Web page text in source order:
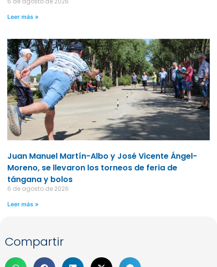
Leer más »
Juan Manuel Martín-Albo y José Vicente Ángel-
Moreno, se llevaron los torneos de feria de
tángana y bolos
6 de agosto de 2026
Leer más »
Compartir